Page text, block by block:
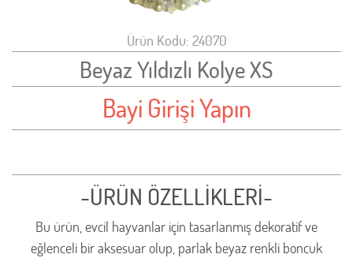
Ürün Kodu: 24070
Beyaz Yıldızlı Kolye XS
Bayi Girişi Yapın
-ÜRÜN ÖZELLİKLERİ-
Bu ürün, evcil hayvanlar için tasarlanmış dekoratif ve
eğlenceli bir aksesuar olup, parlak beyaz renkli boncuk